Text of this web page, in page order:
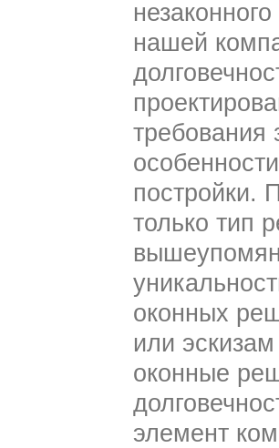
нашей
требования
постройки.
только тип
оконных
или
оконные
элемент